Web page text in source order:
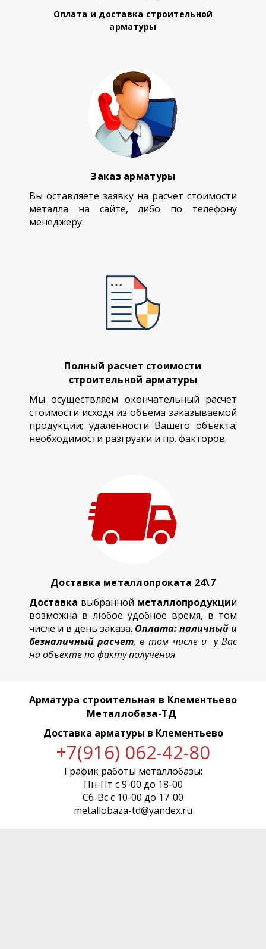
Оплата и доставка строительной
арматуры
Заказ арматуры
Вы оставляете заявку на расчет стоимости
металла на сайте, либо по телефону
менеджеру.
Полный расчет стоимости
строительной арматуры
Мы осуществляем окончательный расчет
стоимости исходя из объема заказываемой
продукции; удаленности Вашего объекта;
необходимости разгрузки и пр. факторов.
Доставка металлопроката 24\7
Доставка выбранной металлопродукции
возможна в любое удобное время, в том
числе и в день заказа. Оплата: наличный и
безналичный расчет, в том числе и у Вас
на объекте по факту получения
Арматура строительная в Клементьево
Металлобаза-ТД
Доставка арматуры в Клементьево
+7(916) 062-42-80
График работы металлобазы:
Пн-Пт с 9-00 до 18-00
Сб-Вс с 10-00 до 17-00
metallobaza-td@yandex.ru